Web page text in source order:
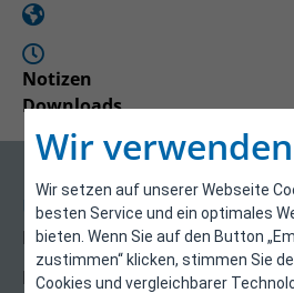
Wir
Wir setzen auf unserer Webseite
besten Service und ein optimales
bieten. Wenn Sie auf den Button
zustimmen“ klicken, stimmen Sie
Cookies und vergleichbarer
Notizen
Downloads
Über uns
Kontakt
Impressum